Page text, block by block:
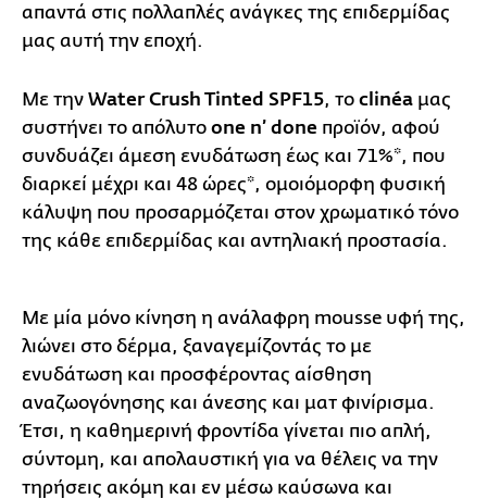
απαντά στις πολλαπλές ανάγκες της επιδερμίδας
μας αυτή την εποχή.
Με την Water Crush Tinted SPF15, το clinéa μας
συστήνει το απόλυτο one n’ done προϊόν, αφού
συνδυάζει άμεση ενυδάτωση έως και 71%*, που
διαρκεί μέχρι και 48 ώρες*, ομοιόμορφη φυσική
κάλυψη που προσαρμόζεται στον χρωματικό τόνο
της κάθε επιδερμίδας και αντηλιακή προστασία.
Με μία μόνο κίνηση η ανάλαφρη mousse υφή της,
λιώνει στο δέρμα, ξαναγεμίζοντάς το με
ενυδάτωση και προσφέροντας αίσθηση
αναζωογόνησης και άνεσης και ματ φινίρισμα.
Έτσι, η καθημερινή φροντίδα γίνεται πιο απλή,
σύντομη, και απολαυστική για να θέλεις να την
τηρήσεις ακόμη και εν μέσω καύσωνα και